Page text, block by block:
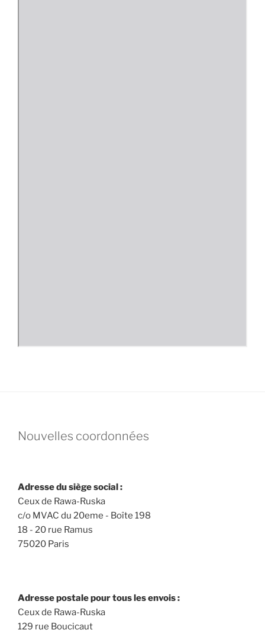
Nouvelles coordonnées
Adresse du siège social :
Ceux de Rawa-Ruska
c/o MVAC du 20eme - Boîte 198
18 - 20 rue Ramus
75020 Paris
Adresse postale pour tous les envois :
Ceux de Rawa-Ruska
129 rue Boucicaut